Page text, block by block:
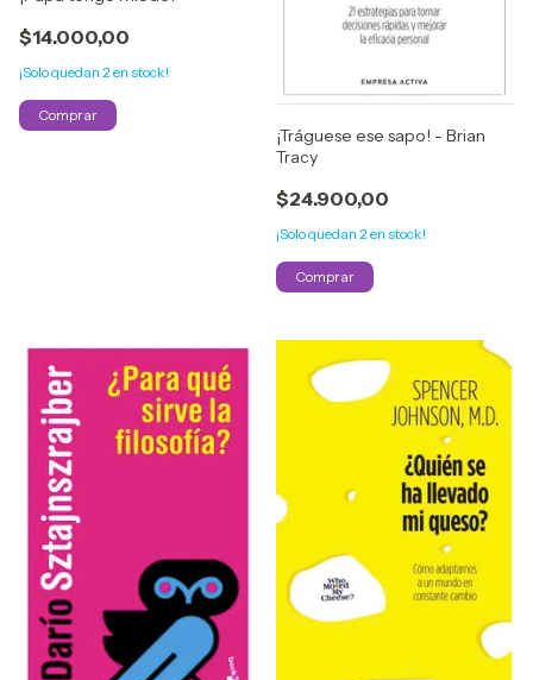
$14.000,00
¡Solo quedan 2 en stock!
¡Tráguese ese sapo! - Brian
Tracy
$24.900,00
¡Solo quedan 2en stock!